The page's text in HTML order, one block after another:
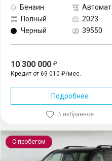
Бензин
Автомат
Полный
2023
Черный
39550
10 300 000
Кредит от 69 010 ₽/мес.
Подробнее
В избранное
С пробегом
Land Cruiser